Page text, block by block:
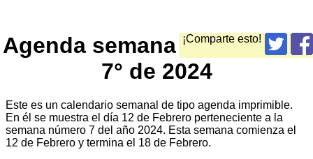
¡Comparte esto!
Agenda semana
7° de 2024
Este es un calendario semanal de tipo agenda imprimible.
En él se muestra el día 12 de Febrero perteneciente a la
semana número 7 del año 2024. Esta semana comienza el
12 de Febrero y termina el 18 de Febrero.